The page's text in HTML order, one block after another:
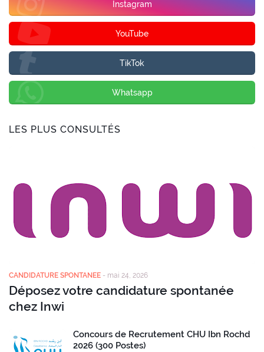
Instagram
YouTube
TikTok
Whatsapp
LES PLUS CONSULTÉS
CANDIDATURE SPONTANEE - mai 24, 2026
Déposez votre candidature spontanée
chez Inwi
Concours de Recrutement CHU Ibn Rochd
2026 (300 Postes)